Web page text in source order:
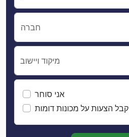
חברה
מיקוד ויישוב
אני סוחר
קבל הצעות על מכונות דומות